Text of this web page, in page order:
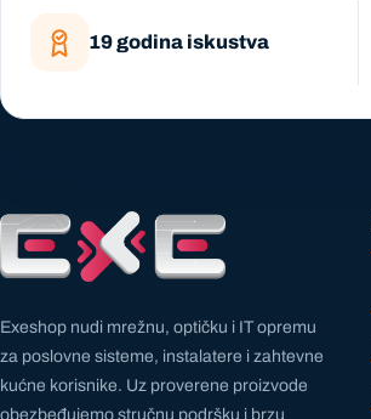
19 godina iskustva
Exeshop nudi mrežnu, optičku i IT opremu
za poslovne sisteme, instalatere i zahtevne
kućne korisnike. Uz proverene proizvode
obezbeđujemo stručnu podršku i brzu